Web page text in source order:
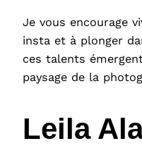
Je vous encourage
insta et à plonger
ces talents
paysage de la
Leila